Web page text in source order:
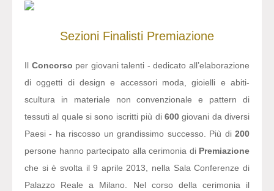
Sezioni Finalisti Premiazione
Il Concorso per giovani talenti - dedicato all’elaborazione
di oggetti di design e accessori moda, gioielli e abiti-
scultura in materiale non convenzionale e pattern di
tessuti al quale si sono iscritti più di 600giovani da diversi
Paesi - ha riscosso un grandissimo successo. Più di 200
persone hanno partecipato alla cerimonia di Premiazione
che si è svolta il 9 aprile 2013, nella Sala Conferenze di
Palazzo Reale a Milano. Nel corso della cerimonia il